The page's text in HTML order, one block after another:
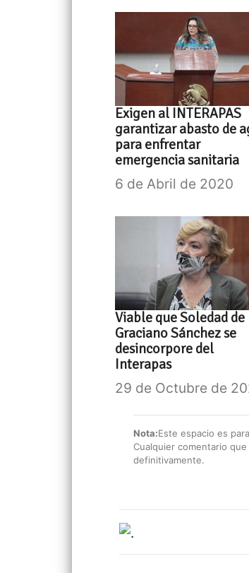
Exigen al INTERAPAS
garantizar abasto de
para enfrentar
emergencia sanitaria
6 de Abril de 2020
Viable que Soledad de
Graciano Sánchez se
desincorpore del
Interapas
29 de Octubre de
Nota:Este espacio es
Cualquier comentario
definitivamente.